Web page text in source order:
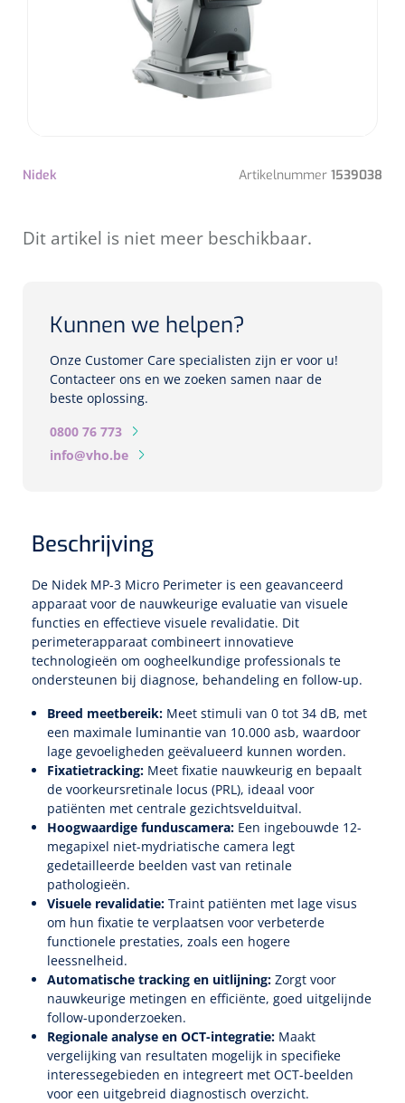
Oogheelkundig Chirurgiesysteem
Foropters
Lensmeters
Ultrasound biometers
Perimeters
Fundus Cameras
Pachimeters
Echo
Spleetlampen
Opties
Spleetlamp
Speculaire Microscopen
Optotypeschermen
Lasers
Ofthalmoscopen en skiascopen
Watertank en filters
Tracers en blockers
Diagnostische patiëntenzetels
Units
Tafels
Nidek Artikelnummer 1539038
Dit artikel is niet meer beschikbaar.
Kunnen we helpen?
Onze Customer Care specialisten zijn er voor u!
Contacteer ons en we zoeken samen naar de
beste oplossing.
0800 76 773
info@vho.be
Beschrijving
De Nidek MP-3 Micro Perimeter is een geavanceerd
apparaat voor de nauwkeurige evaluatie van visuele
functies en effectieve visuele revalidatie. Dit
perimeterapparaat combineert innovatieve
technologieën om oogheelkundige professionals te
ondersteunen bij diagnose, behandeling en follow-up.
Breed meetbereik: Meet stimuli van 0 tot 34 dB, met
een maximale luminantie van 10.000 asb, waardoor
lage gevoeligheden geëvalueerd kunnen worden.
Fixatietracking: Meet fixatie nauwkeurig en bepaalt
de voorkeursretinale locus (PRL), ideaal voor
patiënten met centrale gezichtsvelduitval.
Hoogwaardige funduscamera: Een ingebouwde 12-
megapixel niet-mydriatische camera legt
gedetailleerde beelden vast van retinale
pathologieën.
Visuele revalidatie: Traint patiënten met lage visus
om hun fixatie te verplaatsen voor verbeterde
functionele prestaties, zoals een hogere
leessnelheid.
Automatische tracking en uitlijning: Zorgt voor
nauwkeurige metingen en efficiënte, goed uitgelijnde
follow-uponderzoeken.
Regionale analyse en OCT-integratie: Maakt
vergelijking van resultaten mogelijk in specifieke
interessegebieden en integreert met OCT-beelden
voor een uitgebreid diagnostisch overzicht.